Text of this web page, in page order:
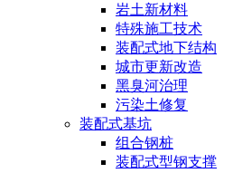
岩土新材料
特殊施工技术
装配式地下结构
城市更新改造
黑臭河治理
污染土修复
装配式基坑
组合钢桩
装配式型钢支撑